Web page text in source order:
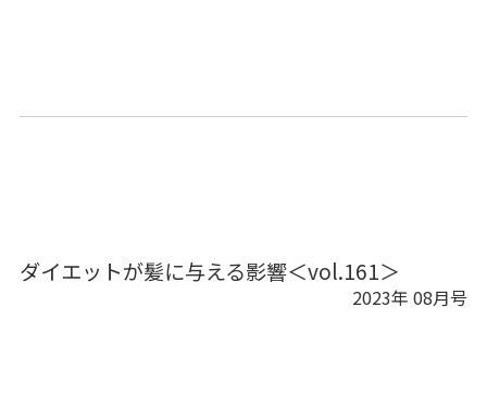
ダイエットが髪に与える影響＜vol.161＞
2023年 08月号